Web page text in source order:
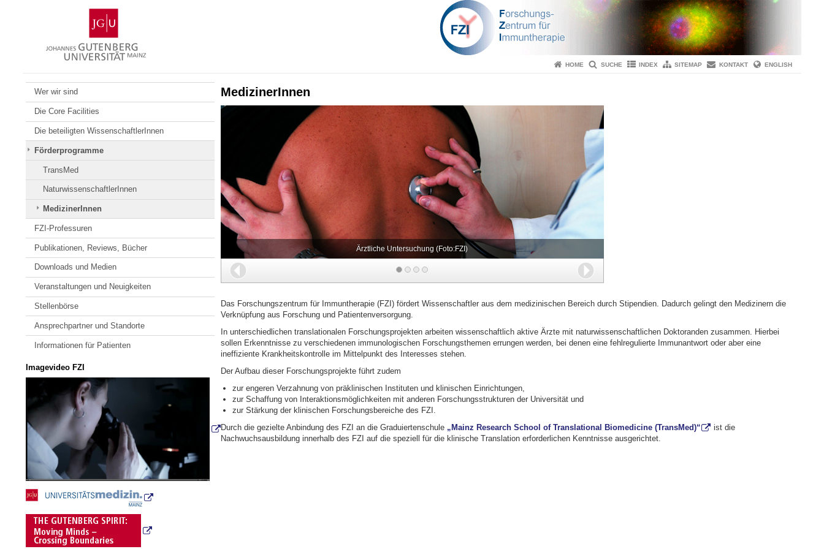
Gutenberg-
Universität
Mainz
HOME SUCHE INDEX SITEMAP KONTAKT ENGLISH
Wer wir sind
Die Core Facilities
Die beteiligten WissenschaftlerInnen
Förderprogramme
TransMed
NaturwissenschaftlerInnen
MedizinerInnen
FZI-Professuren
Publikationen, Reviews, Bücher
Downloads und Medien
Veranstaltungen und Neuigkeiten
Stellenbörse
Ansprechpartner und Standorte
Informationen für Patienten
Imagevideo FZI
MedizinerInnen
Ärztliche Untersuchung (Foto:FZI)
Zurück Weiter
Das Forschungszentrum für Immuntherapie (FZI) fördert Wissenschaftler aus dem medizinischen Bereich durch Stipendien. Dadurch gelingt den Medizinern die
Verknüpfung aus Forschung und Patientenversorgung.
In unterschiedlichen translationalen Forschungsprojekten arbeiten wissenschaftlich aktive Ärzte mit naturwissenschaftlichen Doktoranden zusammen. Hierbei
sollen Erkenntnisse zu verschiedenen immunologischen Forschungsthemen errungen werden, bei denen eine fehlregulierte Immunantwort oder aber eine
ineffiziente Krankheitskontrolle im Mittelpunkt des Interesses stehen.
Der Aufbau dieser Forschungsprojekte führt zudem
zur engeren Verzahnung von präklinischen Instituten und klinischen Einrichtungen,
zur Schaffung von Interaktionsmöglichkeiten mit anderen Forschungsstrukturen der Universität und
zur Stärkung der klinischen Forschungsbereiche des FZI.
Durch die gezielte Anbindung des FZI an die Graduiertenschule „Mainz Research School of Translational Biomedicine (TransMed)“
ist die
Nachwuchsausbildung innerhalb des FZI auf die speziell für die klinische Translation erforderlichen Kenntnisse ausgerichtet.